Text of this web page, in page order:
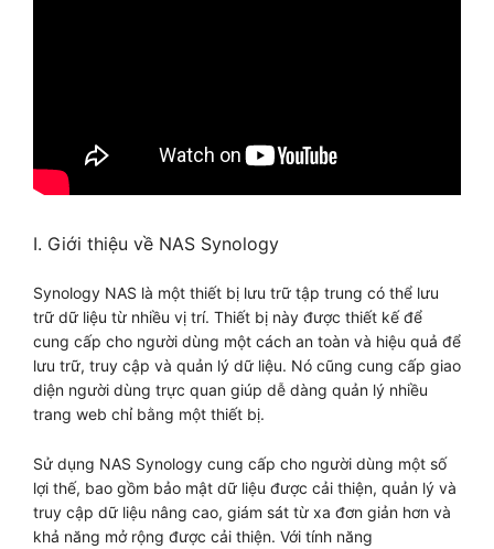
I. Giới thiệu về NAS Synology
Synology NAS là một thiết bị lưu trữ tập trung có thể lưu
trữ dữ liệu từ nhiều vị trí. Thiết bị này được thiết kế để
cung cấp cho người dùng một cách an toàn và hiệu quả để
lưu trữ, truy cập và quản lý dữ liệu. Nó cũng cung cấp giao
diện người dùng trực quan giúp dễ dàng quản lý nhiều
trang web chỉ bằng một thiết bị.
Sử dụng NAS Synology cung cấp cho người dùng một số
lợi thế, bao gồm bảo mật dữ liệu được cải thiện, quản lý và
truy cập dữ liệu nâng cao, giám sát từ xa đơn giản hơn và
khả năng mở rộng được cải thiện. Với tính năng